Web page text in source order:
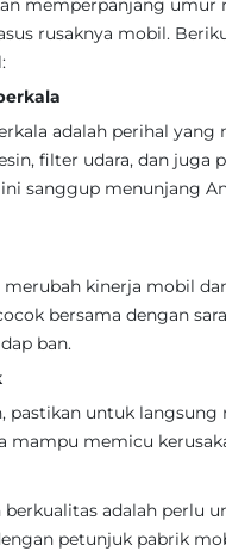
memperpanjang umur
rusaknya mobil.
adalah perihal
filter udara, dan juga
sanggup menunjang
kinerja mobil
bersama dengan
ban.
pastikan untuk
mampu memicu
adalah perlu
petunjuk pabrik